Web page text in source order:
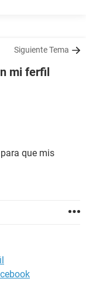
Siguiente Tema
mi ferfil
que mis